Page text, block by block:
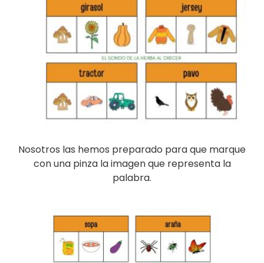
Nosotros las hemos preparado para que marque
con una pinza la imagen que representa la
palabra.